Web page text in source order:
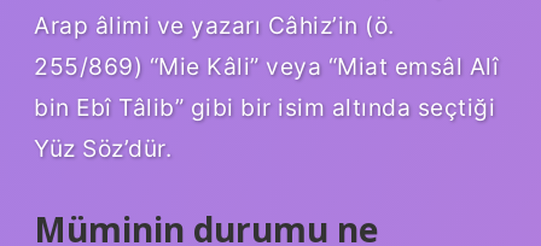
Arap âlimi ve yazarı Câhiz’in (ö.
255/869) “Mie Kâli” veya “Miat emsâl Alî
bin Ebî Tâlib” gibi bir isim altında seçtiği
Yüz Söz’dür.
Müminin durumu ne